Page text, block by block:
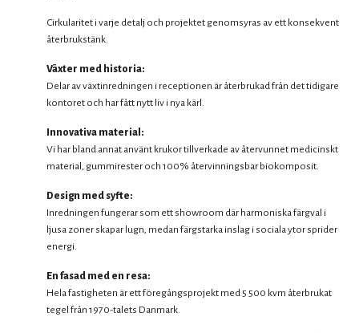
Cirkularitet i varje detalj och projektet genomsyras av ett konsekvent
återbrukstänk.
Växter med historia:
Delar av växtinredningen i receptionen är återbrukad från det tidigare
kontoret och har fått nytt liv i nya kärl.
Innovativa material:
Vi har bland annat använt krukor tillverkade av återvunnet medicinskt
material, gummirester och 100% återvinningsbar biokomposit.
Design med syfte:
Inredningen fungerar som ett showroom där harmoniska färgval i
ljusa zoner skapar lugn, medan färgstarka inslag i sociala ytor sprider
energi.
En fasad med en resa:
Hela fastigheten är ett föregångsprojekt med 5 500 kvm återbrukat
tegel från 1970-talets Danmark.